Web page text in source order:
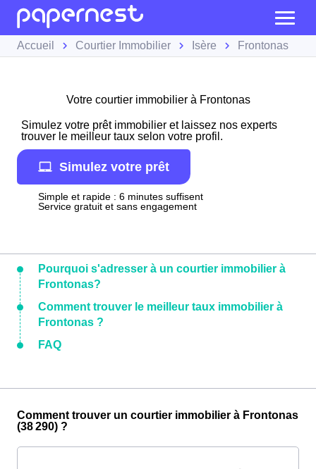
Accueil Courtier Immobilier Isère Frontonas
Votre courtier immobilier à Frontonas
Simulez votre prêt immobilier et laissez nos experts
trouver le meilleur taux selon votre profil.
Simulez votre prêt
Simple et rapide : 6 minutes suffisent
Service gratuit et sans engagement
Pourquoi s'adresser à un courtier immobilier à
Frontonas?
Comment trouver le meilleur taux immobilier à
Frontonas ?
FAQ
Comment trouver un courtier immobilier à Frontonas
(38 290) ?